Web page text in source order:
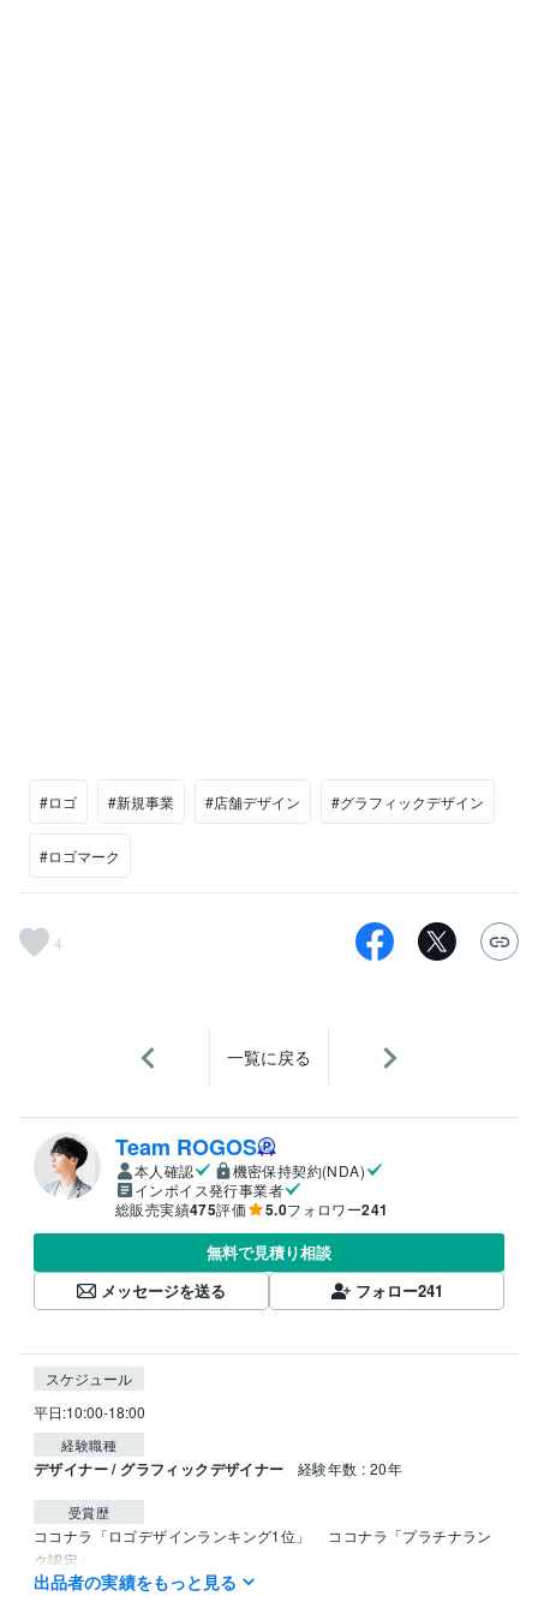
#ロゴ #新規事業 #店舗デザイン #グラフィックデザイン
#ロゴマーク
4
一覧に戻る
Team ROGOS
本人確認
機密保持契約(NDA)
インボイス発行事業者
総販売実績475評価 5.0フォロワー241
無料で見積り相談
メッセージを送る
フォロー241
スケジュール
経験職種
デザイナー / グラフィックデザイナー 経験年数 : 20年
受賞歴
ココナラ「ロゴデザインランキング1位」
ココナラ「プラチナラン
ク認定」
出品者の実績をもっと見る